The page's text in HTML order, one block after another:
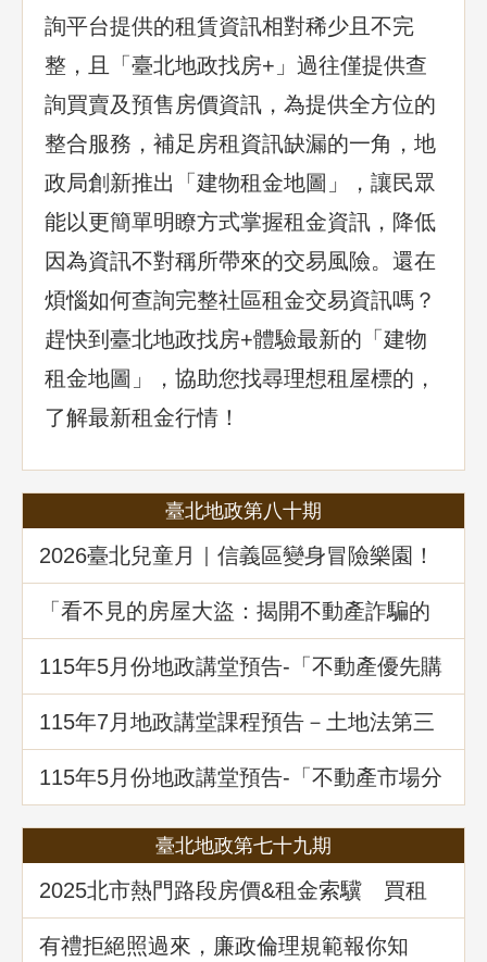
詢平台提供的租賃資訊相對稀少且不完
整，且「臺北地政找房+」過往僅提供查
詢買賣及預售房價資訊，為提供全方位的
整合服務，補足房租資訊缺漏的一角，地
政局創新推出「建物租金地圖」，讓民眾
能以更簡單明瞭方式掌握租金資訊，降低
因為資訊不對稱所帶來的交易風險。還在
煩惱如何查詢完整社區租金交易資訊嗎？
趕快到臺北地政找房+體驗最新的「建物
租金地圖」，協助您找尋理想租屋標的，
了解最新租金行情！
臺北地政第八十期
2026臺北兒童月｜信義區變身冒險樂園！
地政局邀你解鎖《Once in Taipei》拿好禮
「看不見的房屋大盜：揭開不動產詐騙的
五大陰謀」地政講堂回顧
115年5月份地政講堂預告-「不動產優先購
買權實務暨相關問題解析」
115年7月地政講堂課程預告－土地法第三
十四條之一多數決處分共有土地爭議問題
解析
115年5月份地政講堂預告-「不動產市場分
析、趨勢展望及政府治理之道」
臺北地政第七十九期
2025北市熱門路段房價&租金索驥 買租
資訊馬上懂
有禮拒絕照過來，廉政倫理規範報你知